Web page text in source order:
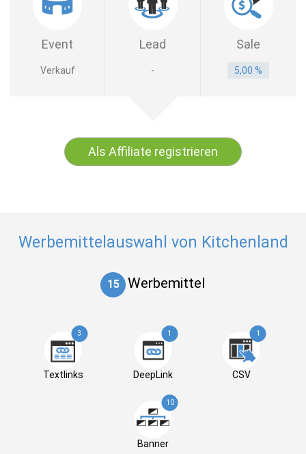
Event Lead Sale
Verkauf - 5,00 %
Als Affiliate registrieren
Werbemittelauswahl von Kitchenland
15 Werbemittel
3
Textlinks
1
DeepLink
1
CSV
10
Banner